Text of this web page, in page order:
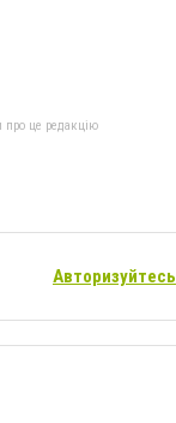
про це редакцію
Авторизуйтесь